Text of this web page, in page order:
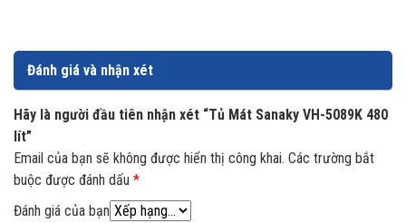
Đánh giá và nhận xét
Hãy là người đầu tiên nhận xét “Tủ Mát Sanaky VH-5089K 480
lít”
Email của bạn sẽ không được hiển thị công khai. Các trường bắt
buộc được đánh dấu *
Đánh giá của bạn